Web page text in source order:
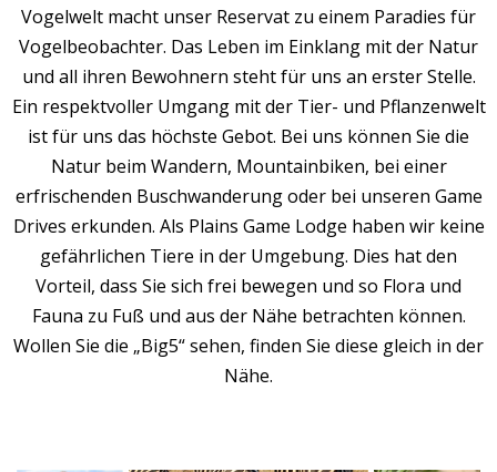
Vogelwelt macht unser Reservat zu einem Paradies für
Vogelbeobachter. Das Leben im Einklang mit der Natur
und all ihren Bewohnern steht für uns an erster Stelle.
Ein respektvoller Umgang mit der Tier- und Pflanzenwelt
ist für uns das höchste Gebot. Bei uns können Sie die
Natur beim Wandern, Mountainbiken, bei einer
erfrischenden Buschwanderung oder bei unseren Game
Drives erkunden. Als Plains Game Lodge haben wir keine
gefährlichen Tiere in der Umgebung. Dies hat den
Vorteil, dass Sie sich frei bewegen und so Flora und
Fauna zu Fuß und aus der Nähe betrachten können.
Wollen Sie die „Big5“ sehen, finden Sie diese gleich in der
Nähe.